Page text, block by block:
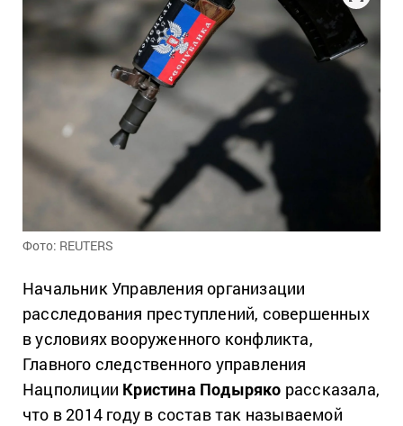
Фото: REUTERS
Начальник Управления организации
расследования преступлений, совершенных
в условиях вооруженного конфликта,
Главного следственного управления
Нацполиции Кристина Подыряко рассказала,
что в 2014 году в состав так называемой